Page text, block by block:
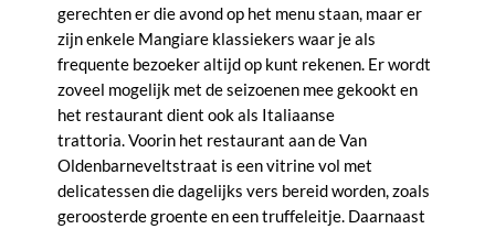
gerechten er die avond op het menu staan, maar er
zijn enkele Mangiare klassiekers waar je als
frequente bezoeker altijd op kunt rekenen. Er wordt
zoveel mogelijk met de seizoenen mee gekookt en
het restaurant dient ook als Italiaanse
trattoria. Voorin het restaurant aan de Van
Oldenbarneveltstraat is een vitrine vol met
delicatessen die dagelijks vers bereid worden, zoals
geroosterde groente en een truffeleitje. Daarnaast